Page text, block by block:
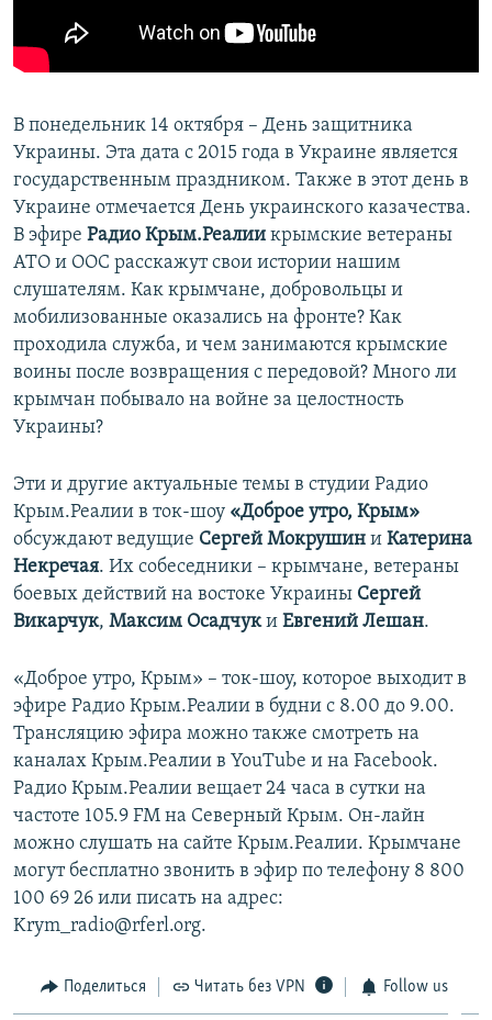
ПОБЕДИТЕЛЕЙ НЕ СУДЯТ?
КРЫМ.НЕПОКОРЕННЫЙ
УКРАИНСКАЯ ПРОБЛЕМА КРЫМА
ПРИСОЕДИНЯЙТЕСЬ!
Все сайты RFE/RL
В понедельник 14 октября – День защитника
Украины. Эта дата с 2015 года в Украине является
государственным праздником. Также в этот день в
Украине отмечается День украинского казачества.
В эфире Радио Крым.Реалии крымские ветераны
АТО и ООС расскажут свои истории нашим
слушателям. Как крымчане, добровольцы и
мобилизованные оказались на фронте? Как
проходила служба, и чем занимаются крымские
воины после возвращения с передовой? Много ли
крымчан побывало на войне за целостность
Украины?
Эти и другие актуальные темы в студии Радио
Крым.Реалии в ток-шоу «Доброе утро, Крым»
обсуждают ведущие Сергей Мокрушин и Катерина
Некречая. Их собеседники – крымчане, ветераны
боевых действий на востоке Украины Сергей
Викарчук, Максим Осадчуки Евгений Лешан.
«Доброе утро, Крым» – ток-шоу, которое выходит в
эфире Радио Крым.Реалии в будни с 8.00 до 9.00.
Трансляцию эфира можно также смотреть на
каналах Крым.Реалии в YouTube и на Facebook.
Радио Крым.Реалии вещает 24 часа в сутки на
частоте 105.9 FM на Северный Крым. Он-лайн
можно слушать на сайте Крым.Реалии. Крымчане
могут бесплатно звонить в эфир по телефону 8 800
100 69 26 или писать на адрес:
Krym_radio@rferl.org.
Поделиться Читать без VPN Follow us